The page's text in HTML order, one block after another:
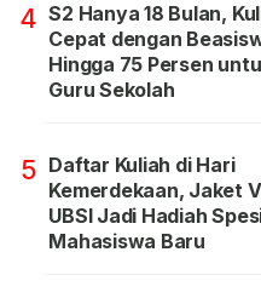
4 S2 Hanya 18 Bulan,
Cepat dengan
Hingga 75 Persen
Guru Sekolah
5 Daftar Kuliah di Hari
Kemerdekaan, Jaket
UBSI Jadi Hadiah
Mahasiswa Baru